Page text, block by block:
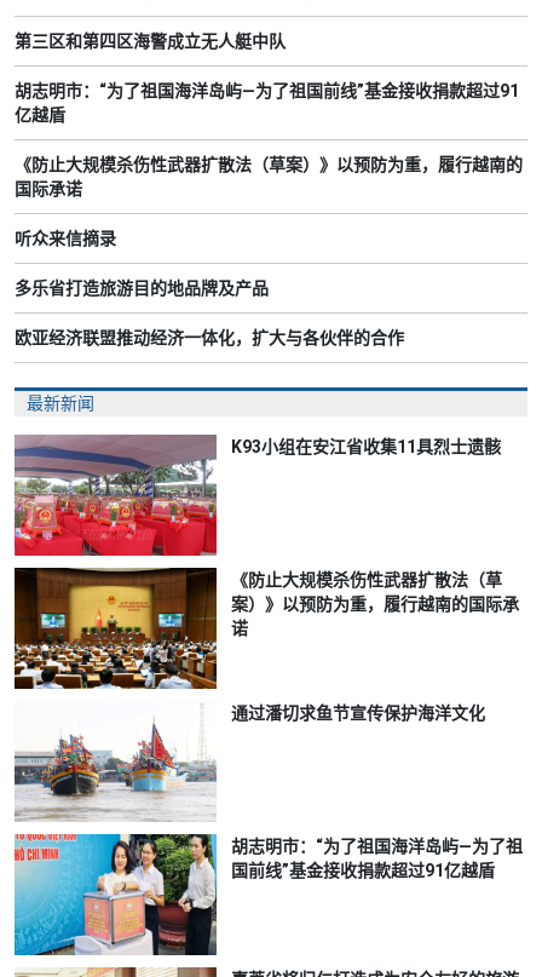
第三区和第四区海警成立无人艇中队
胡志明市：“为了祖国海洋岛屿—为了祖国前线”基金接收捐款超过91
亿越盾
《防止大规模杀伤性武器扩散法（草案）》以预防为重，履行越南的
国际承诺
听众来信摘录
多乐省打造旅游目的地品牌及产品
欧亚经济联盟推动经济一体化，扩大与各伙伴的合作
最新新闻
K93小组在安江省收集11具烈士遗骸
《防止大规模杀伤性武器扩散法（草
案）》以预防为重，履行越南的国际承
诺
通过潘切求鱼节宣传保护海洋文化
胡志明市：“为了祖国海洋岛屿—为了祖
国前线”基金接收捐款超过91亿越盾